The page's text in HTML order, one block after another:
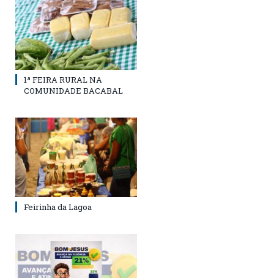
1ª FEIRA RURAL NA
COMUNIDADE BACABAL
Feirinha da Lagoa